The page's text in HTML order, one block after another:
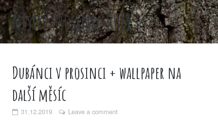
Měsíc:Prosinec 2019
Dubánci v prosinci + wallpaper na
další měsíc
31.12.2019 Leave a comment